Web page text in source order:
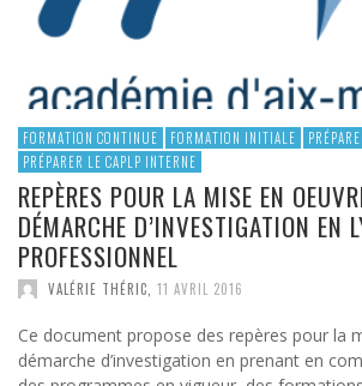
FORMATION CONTINUE FORMATION INITIALE
PRÉPARER LE CAPLP INTERNE
REPÈRES POUR LA MISE EN
DÉMARCHE D’INVESTIGATION EN
PROFESSIONNEL
VALÉRIE THÉRIC 11 AVRIL 2016
Ce document propose des repères pour la
démarche d’investigation en prenant en